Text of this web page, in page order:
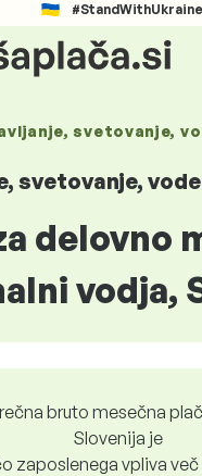
#StandWithUkraine
svetovanje,
svetovanje,
delovno
vodja,
bruto mesečna
Slovenija je
zaposlenega vpliva